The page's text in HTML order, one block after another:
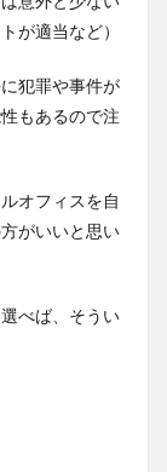
が適当など）
犯罪や事件が
もあるので注
オフィスを自
がいいと思い
べば、そうい